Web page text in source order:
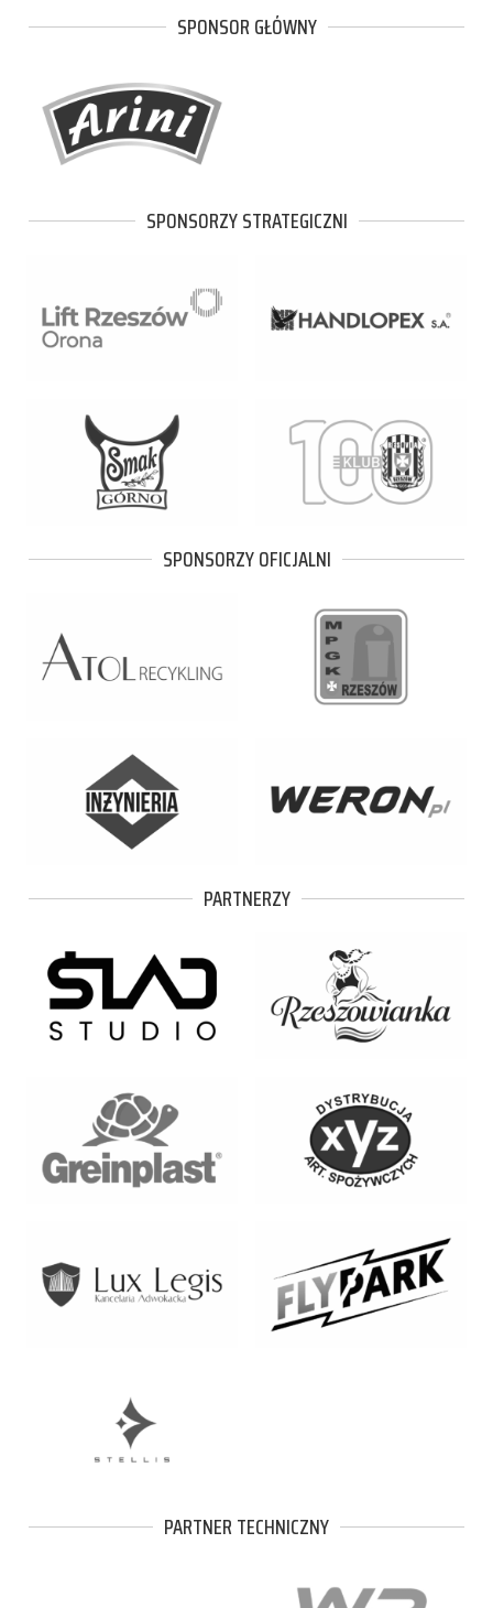
SPONSOR GŁÓWNY
SPONSORZY STRATEGICZNI
SPONSORZY OFICJALNI
PARTNERZY
PARTNER TECHNICZNY